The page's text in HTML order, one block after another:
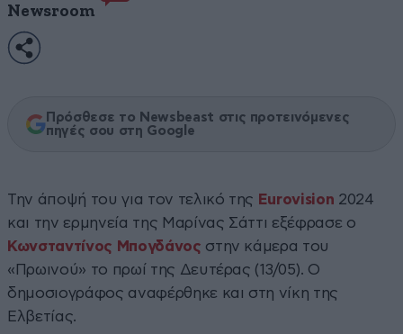
Newsroom
Πρόσθεσε το Newsbeast στις προτεινόμενες
πηγές σου στη Google
Την άποψή του για τον τελικό της Eurovision 2024
και την ερμηνεία της Μαρίνας Σάττι εξέφρασε ο
Κωνσταντίνος Μπογδάνος στην κάμερα του
«Πρωινού» το πρωί της Δευτέρας (13/05). Ο
δημοσιογράφος αναφέρθηκε και στη νίκη της
Ελβετίας.